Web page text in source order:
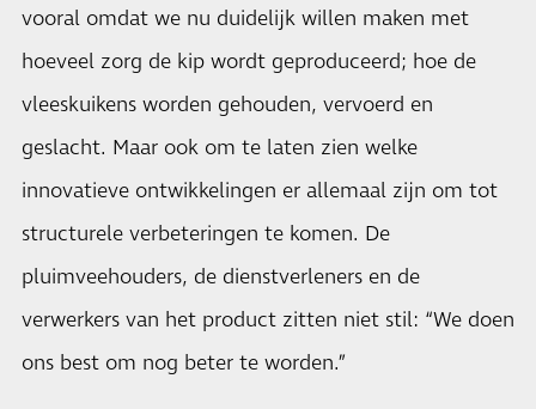
vooral omdat we nu duidelijk willen maken met
hoeveel zorg de kip wordt geproduceerd; hoe de
vleeskuikens worden gehouden, vervoerd en
geslacht. Maar ook om te laten zien welke
innovatieve ontwikkelingen er allemaal zijn om tot
structurele verbeteringen te komen. De
pluimveehouders, de dienstverleners en de
verwerkers van het product zitten niet stil: “We doen
ons best om nog beter te worden.”